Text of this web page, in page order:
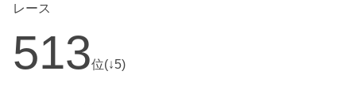
レース
513位(↓5)